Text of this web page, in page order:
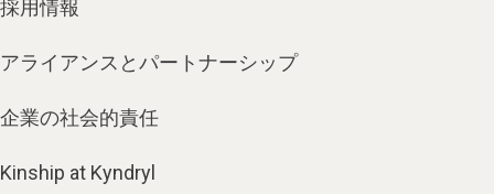
採用情報
アライアンスとパートナーシップ
企業の社会的責任
Kinship at Kyndryl